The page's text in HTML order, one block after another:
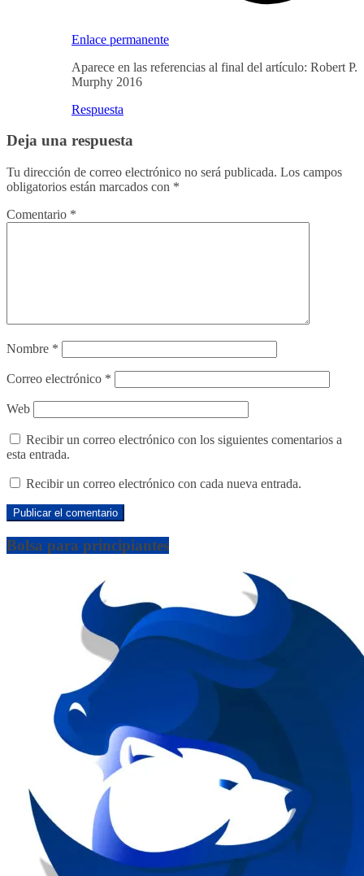
Enlace permanente
Aparece en las referencias al final del artículo: Robert P.
Murphy 2016
Respuesta
Deja una respuesta
Tu dirección de correo electrónico no será publicada. Los campos
obligatorios están marcados con *
Comentario *
Nombre *
Correo electrónico *
Web
Recibir un correo electrónico con los siguientes comentarios a
esta entrada.
Recibir un correo electrónico con cada nueva entrada.
Bolsa para principiantes